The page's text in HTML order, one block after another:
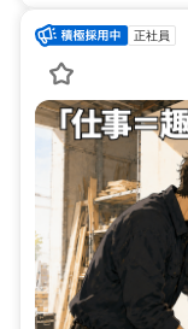
正社員